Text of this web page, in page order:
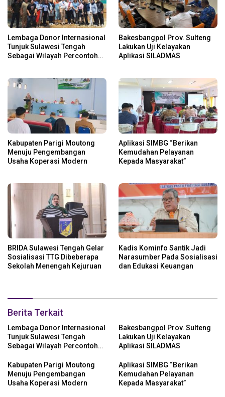
Lembaga Donor Internasional
Tunjuk Sulawesi Tengah
Sebagai Wilayah Percontohan
Bakesbangpol Prov. Sulteng
Lakukan Uji Kelayakan
Aplikasi SILADMAS
Kabupaten Parigi Moutong
Menuju Pengembangan
Usaha Koperasi Modern
Aplikasi SIMBG “Berikan
Kemudahan Pelayanan
Kepada Masyarakat”
BRIDA Sulawesi Tengah Gelar
Sosialisasi TTG Dibeberapa
Sekolah Menengah Kejuruan
Kadis Kominfo Santik Jadi
Narasumber Pada Sosialisasi
dan Edukasi Keuangan
Berita Terkait
Lembaga Donor Internasional
Tunjuk Sulawesi Tengah
Sebagai Wilayah Percontohan
Bakesbangpol Prov. Sulteng
Lakukan Uji Kelayakan
Aplikasi SILADMAS
Kabupaten Parigi Moutong
Menuju Pengembangan
Usaha Koperasi Modern
Aplikasi SIMBG “Berikan
Kemudahan Pelayanan
Kepada Masyarakat”